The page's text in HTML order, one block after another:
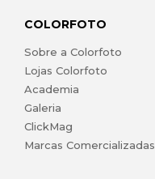
COLORFOTO
Sobre a Colorfoto
Lojas Colorfoto
Academia
Galeria
ClickMag
Marcas Comercializadas